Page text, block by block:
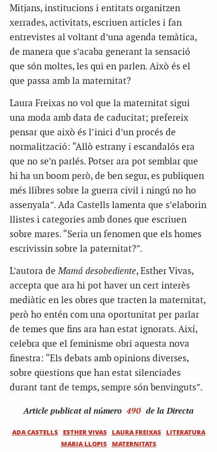
Mitjans, institucions i entitats organitzen
xerrades, activitats, escriuen articles i fan
entrevistes al voltant d’una agenda temàtica,
de manera que s’acaba generant la sensació
que són moltes, les qui en parlen. Això és el
que passa amb la maternitat?
Laura Freixas no vol que la maternitat sigui
una moda amb data de caducitat; prefereix
pensar que això és l’inici d’un procés de
normalització: “Allò estrany i escandalós era
que no se’n parlés. Potser ara pot semblar que
hi ha un boom però, de ben segur, es publiquen
més llibres sobre la guerra civil i ningú no ho
assenyala”. Ada Castells lamenta que s’elaborin
llistes i categories amb dones que escriuen
sobre mares. “Seria un fenomen que els homes
escrivissin sobre la paternitat?”.
L’autora deMamá desobediente, Esther Vivas,
accepta que ara hi pot haver un cert interès
mediàtic en les obres que tracten la maternitat,
però ho entén com una oportunitat per parlar
de temes que fins ara han estat ignorats. Així,
celebra que el feminisme obri aquesta nova
finestra: “Els debats amb opinions diverses,
sobre qüestions que han estat silenciades
durant tant de temps, sempre són benvinguts”.
Article publicat al número 490 de la Directa
ADA CASTELLS ESTHER VIVAS LAURA FREIXAS
LITERATURA
MARIA LLOPIS
MATERNITATS